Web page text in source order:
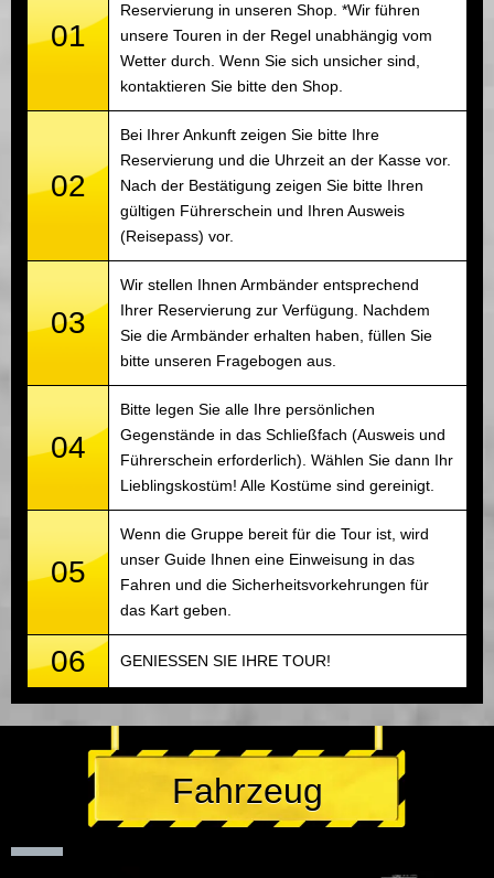
01
Reservierung in unseren Shop. *Wir führen
unsere Touren in der Regel unabhängig vom
Wetter durch. Wenn Sie sich unsicher sind,
kontaktieren Sie bitte den Shop.
02
Bei Ihrer Ankunft zeigen Sie bitte Ihre
Reservierung und die Uhrzeit an der Kasse vor.
Nach der Bestätigung zeigen Sie bitte Ihren
gültigen Führerschein und Ihren Ausweis
(Reisepass) vor.
03
Wir stellen Ihnen Armbänder entsprechend
Ihrer Reservierung zur Verfügung. Nachdem
Sie die Armbänder erhalten haben, füllen Sie
bitte unseren Fragebogen aus.
04
Bitte legen Sie alle Ihre persönlichen
Gegenstände in das Schließfach (Ausweis und
Führerschein erforderlich). Wählen Sie dann Ihr
Lieblingskostüm! Alle Kostüme sind gereinigt.
05
Wenn die Gruppe bereit für die Tour ist, wird
unser Guide Ihnen eine Einweisung in das
Fahren und die Sicherheitsvorkehrungen für
das Kart geben.
06 GENIESSEN SIE IHRE TOUR!
Fahrzeug